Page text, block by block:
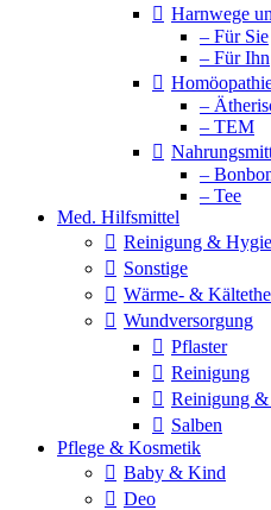
Harnwege
– Für Sie
– Für Ihn
–
– TEM
–
– Tee
Med. Hilfsmittel
Reinigung &
Sonstige
Wärme- &
Wundversorgung
Pflaster
Reinigung
Reinigung
Salben
Pflege & Kosmetik
Baby & Kind
Deo